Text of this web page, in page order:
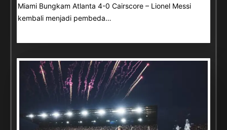
Miami Bungkam Atlanta 4-0 Cairscore – Lionel Messi
kembali menjadi pembeda…